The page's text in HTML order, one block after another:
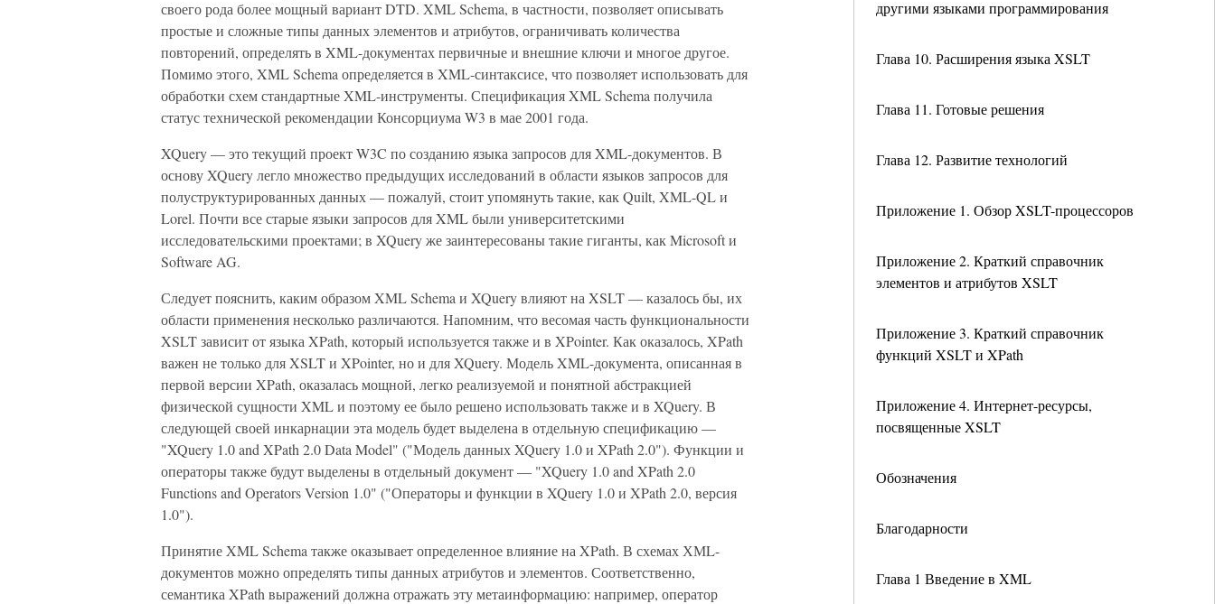
другими языками программирования
Глава 10. Расширения языка XSLT
Глава 11. Готовые решения
Глава 12. Развитие технологий
Приложение 1. Обзор XSLT-процессоров
Приложение 2. Краткий справочник
элементов и атрибутов XSLT
Приложение 3. Краткий справочник
функций XSLT и XPath
Приложение 4. Интернет-ресурсы,
посвященные XSLT
Обозначения
Благодарности
Глава 1 Введение в XML
своего рода более мощный вариант DTD. XML Schema, в частности, позволяет описывать
простые и сложные типы данных элементов и атрибутов, ограничивать количества
повторений, определять в XML-документах первичные и внешние ключи и многое другое.
Помимо этого, XML Schema определяется в XML-синтаксисе, что позволяет использовать для
обработки схем стандартные XML-инструменты. Спецификация XML Schema получила
статус технической рекомендации Консорциума W3 в мае 2001 года.
XQuery — это текущий проект W3C по созданию языка запросов для XML-документов. В
основу XQuery легло множество предыдущих исследований в области языков запросов для
полуструктурированных данных — пожалуй, стоит упомянуть такие, как Quilt, XML-QL и
Lorel. Почти все старые языки запросов для XML были университетскими
исследовательскими проектами; в XQuery же заинтересованы такие гиганты, как Microsoft и
Software AG.
Следует пояснить, каким образом XML Schema и XQuery влияют на XSLT — казалось бы, их
области применения несколько различаются. Напомним, что весомая часть функциональности
XSLT зависит от языка XPath, который используется также и в XPointer. Как оказалось, XPath
важен не только для XSLT и XPointer, но и для XQuery. Модель XML-документа, описанная в
первой версии XPath, оказалась мощной, легко реализуемой и понятной абстракцией
физической сущности XML и поэтому ее было решено использовать также и в XQuery. В
следующей своей инкарнации эта модель будет выделена в отдельную спецификацию —
"XQuery 1.0 and XPath 2.0 Data Model" ("Модель данных XQuery 1.0 и XPath 2.0"). Функции и
операторы также будут выделены в отдельный документ — "XQuery 1.0 and XPath 2.0
Functions and Operators Version 1.0" ("Операторы и функции в XQuery 1.0 и XPath 2.0, версия
1.0").
Принятие XML Schema также оказывает определенное влияние на XPath. В схемах ХМL-
документов можно определять типы данных атрибутов и элементов. Соответственно,
семантика XPath выражений должна отражать эту метаинформацию: например, оператор